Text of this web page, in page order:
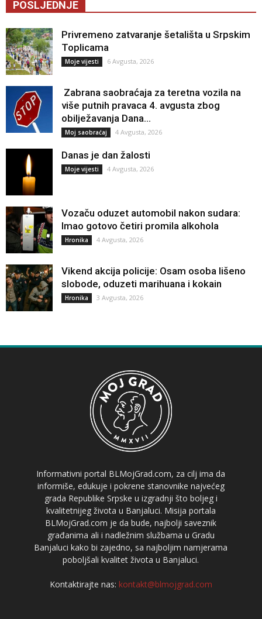
POSLJEDNJE
Privremeno zatvaranje šetališta u Srpskim
Toplicama
Moje vijesti 6 Avgusta, 2026
Zabrana saobraćaja za teretna vozila na
više putnih pravaca 4. avgusta zbog
obilježavanja Dana...
Moj saobraćaj 4 Avgusta, 2026
Danas je dan žalosti
Moje vijesti 4 Avgusta, 2026
Vozaču oduzet automobil nakon sudara:
Imao gotovo četiri promila alkohola
Hronika 4 Avgusta, 2026
Vikend akcija policije: Osam osoba lišeno
slobode, oduzeti marihuana i kokain
Hronika 3 Avgusta, 2026
Informativni portal BLMojGrad.com, za cilj ima da
informiše, edukuje i pokrene stanovnike najvećeg
grada Republike Srpske u izgradnji što boljeg i
kvalitetnijeg života u Banjaluci. Misija portala
BLMojGrad.com je da bude, najbolji saveznik
građanima ali i nadležnim službama u Gradu
Banjaluci kako bi zajedno, sa najboljim namjerama
poboljšali kvalitet života u Banjaluci.
Kontaktirajte nas: kontakt@blmojgrad.com